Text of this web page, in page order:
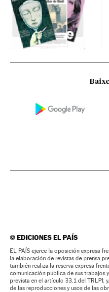
©EDICIONES EL PAÍS
EL PAÍS ejerce la oposición expresa
la elaboración de revistas de prensa
también realiza la reserva expresa
comunicación pública de sus trabajos
prevista en el artículo 33.1 del TRLPI;
de las reproducciones y usos de las